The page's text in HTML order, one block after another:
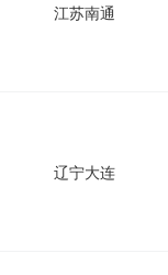
江苏南通
辽宁大连